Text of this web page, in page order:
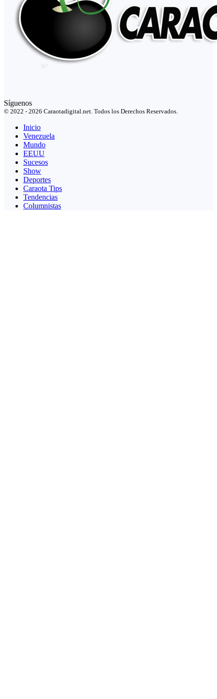
Síguenos
© 2022 - 2026 Caraotadigital.net. Todos los Derechos Reservados.
Inicio
Venezuela
Mundo
EEUU
Sucesos
Show
Deportes
Caraota Tips
Tendencias
Columnistas